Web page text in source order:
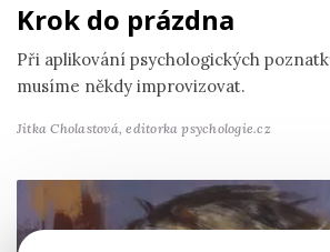
Krok do prázdna
Při aplikování psychologických
musíme někdy improvizovat.
Jitka Cholastová,editorka psychologie.cz